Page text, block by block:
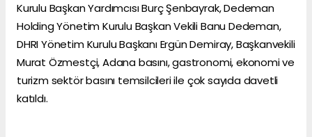
Kurulu Başkan Yardımcısı Burç Şenbayrak, Dedeman
Holding Yönetim Kurulu Başkan Vekili Banu Dedeman,
DHRI Yönetim Kurulu Başkanı Ergün Demiray, Başkanvekili
Murat Özmestçi, Adana basını, gastronomi, ekonomi ve
turizm sektör basını temsilcileri ile çok sayıda davetli
katıldı.